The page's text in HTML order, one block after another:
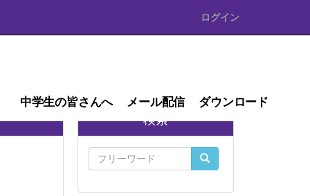
ログイン
中学生の皆さんへ メール配信 ダウンロード
検索